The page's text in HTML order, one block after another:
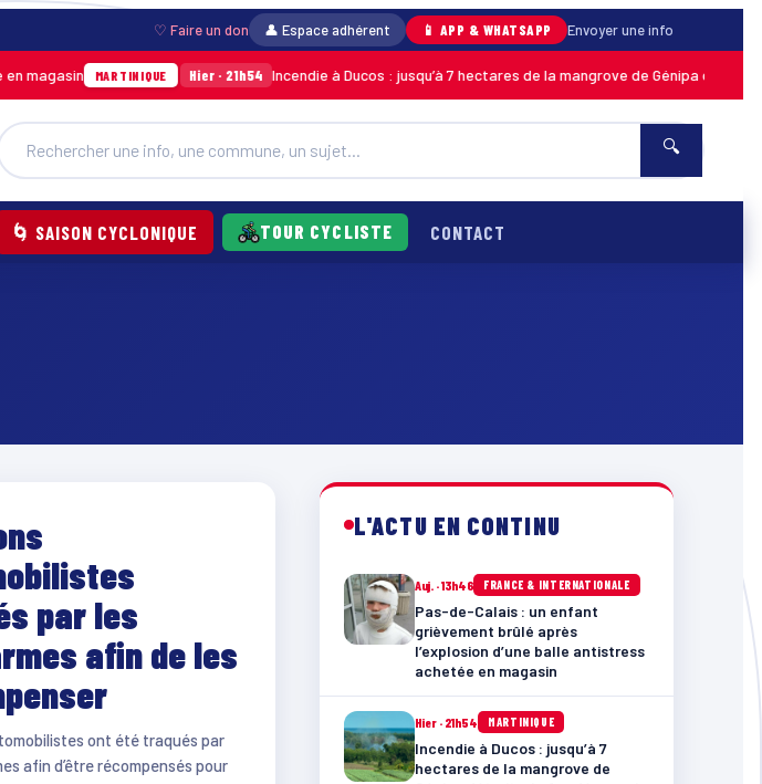
♡ Faire un don 👤 Espace adhérent 📱 APP & WHATSAPP Envoyer une info
MARTINIQUE Hier · 21h54 Incendie à Ducos : jusqu’à 7 hectares de la mangrove de Génipa détruits, le
🔍
🌀 SAISON CYCLONIQUE TOUR CYCLISTE CONTACT
par les
afin de les
ont été traqués par
afin d’être récompensés pour
L'ACTU EN CONTINU
Auj. · 13h46 FRANCE & INTERNATIONALE
Pas-de-Calais : un enfant
grièvement brûlé après
l’explosion d’une balle antistress
achetée en magasin
Hier · 21h54 MARTINIQUE
Incendie à Ducos : jusqu’à 7
hectares de la mangrove de